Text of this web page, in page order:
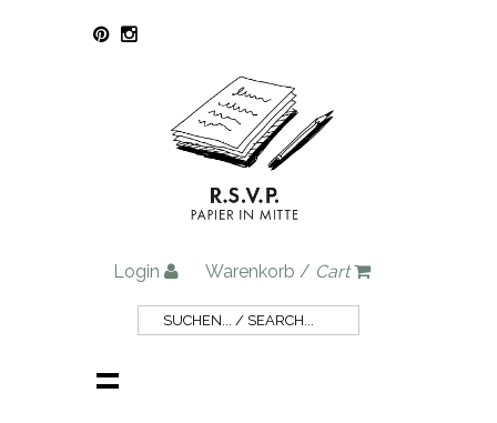
Login Warenkorb / Cart